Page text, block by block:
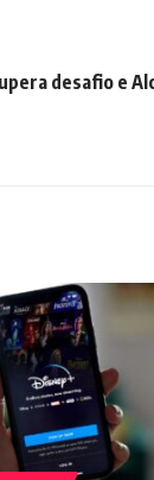
desafio e